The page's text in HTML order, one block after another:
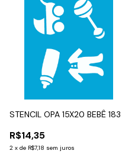
STENCIL OPA 15X20 BEBÊ 183
R$14,35
2 x de R$7,18 sem juros